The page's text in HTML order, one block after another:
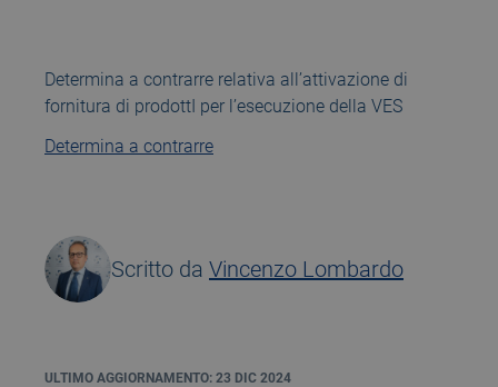
Determina a contrarre relativa all’attivazione di
fornitura di prodottI per l’esecuzione della VES
Determina a contrarre
Scritto da Vincenzo Lombardo
ULTIMO AGGIORNAMENTO: 23 DIC 2024